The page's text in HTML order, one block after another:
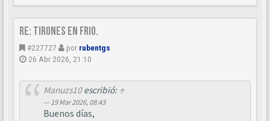
Re: Tirones en frio.
#227727 por rubentgs
26 Abr 2026, 21:10
Manuzs10escribió: ↑
19 Mar 2026, 08:43
Buenos días,